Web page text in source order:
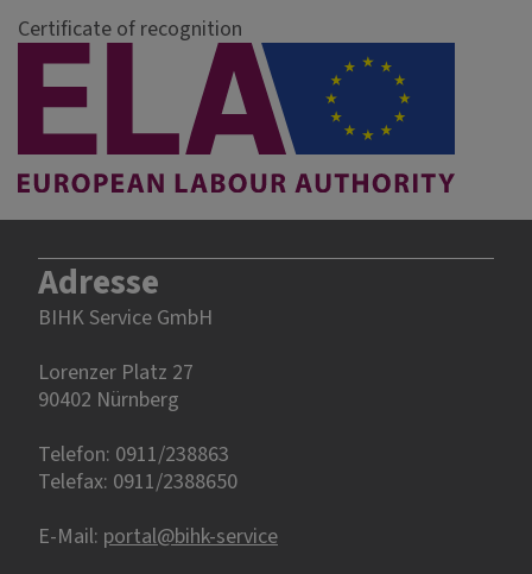
Certificate of recognition
Adresse
BIHK Service GmbH
Lorenzer Platz 27
90402 Nürnberg‎‎
Telefon: 0911/238863
Telefax: 0911/2388650
E-Mail: portal@bihk-service